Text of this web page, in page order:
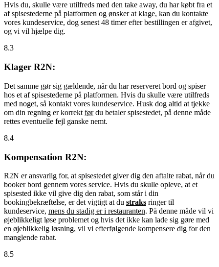
Hvis du, skulle være utilfreds med den take away, du har købt fra et
af spisestederne på platformen og ønsker at klage, kan du kontakte
vores kundeservice, dog senest 48 timer efter bestillingen er afgivet,
og vi vil hjælpe dig.
8.3
Klager R2N:
Det samme gør sig gældende, når du har reserveret bord og spiser
hos et af spisestederne på platformen. Hvis du skulle være utilfreds
med noget, så kontakt vores kundeservice. Husk dog altid at tjekke
om din regning er korrekt førdu betaler spisestedet, på denne måde
rettes eventuelle fejl ganske nemt.
8.4
Kompensation R2N:
R2N er ansvarlig for, at spisestedet giver dig den aftalte rabat, når du
booker bord gennem vores service. Hvis du skulle opleve, at et
spisested ikke vil give dig den rabat, som står i din
bookingbekræftelse, er det vigtigt at du straks ringer til
kundeservice, mens du stadig er i restauranten. På denne måde vil vi
øjeblikkeligt løse problemet og hvis det ikke kan lade sig gøre med
en øjeblikkelig løsning, vil vi efterfølgende kompensere dig for den
manglende rabat.
8.5